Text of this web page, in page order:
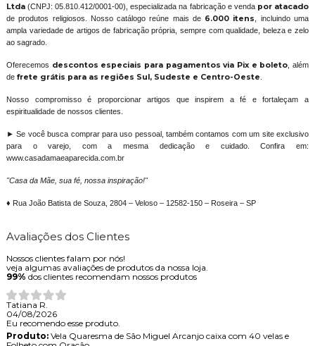
Ltda(CNPJ: 05.810.412/0001-00), especializada na fabricação e venda por atacado
de produtos religiosos. Nosso catálogo reúne mais de 6.000 itens
, incluindo uma
ampla variedade de artigos de fabricação própria, sempre com qualidade, beleza e zelo
ao sagrado.
Oferecemos descontos especiais para pagamentos via Pix e boleto , além
de frete grátis para as regiões Sul, Sudeste e Centro-Oeste
Nosso compromisso é proporcionar artigos que inspirem a fé e fortaleçam a
espiritualidade de nossos clientes.
► Se você busca comprar para uso pessoal, também contamos com um site exclusivo
para o varejo, com a mesma dedicação e cuidado. Confira em:
www.casadamaeaparecida.com.br
"Casa da Mãe, sua fé, nossa inspiração!"
♦ Rua João Batista de Souza, 2804 – Veloso – 12582-150 – Roseira – SP
Avaliações dos Clientes
Nossos clientes falam por nós!
veja algumas avaliações de produtos da nossa loja.
99% dos clientes recomendam nossos produtos
Tatiana R.
04/08/2026
Eu recomendo esse produto.
Produto:Vela Quaresma de São Miguel Arcanjo caixa com 40 velas e